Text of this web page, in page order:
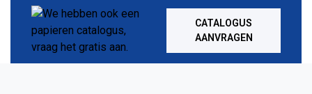
CATALOGUS
AANVRAGEN